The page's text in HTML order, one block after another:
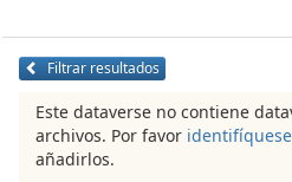
Filtrar resultados
Este dataverse no contiene
archivos. Por favor identifíquese
añadirlos.